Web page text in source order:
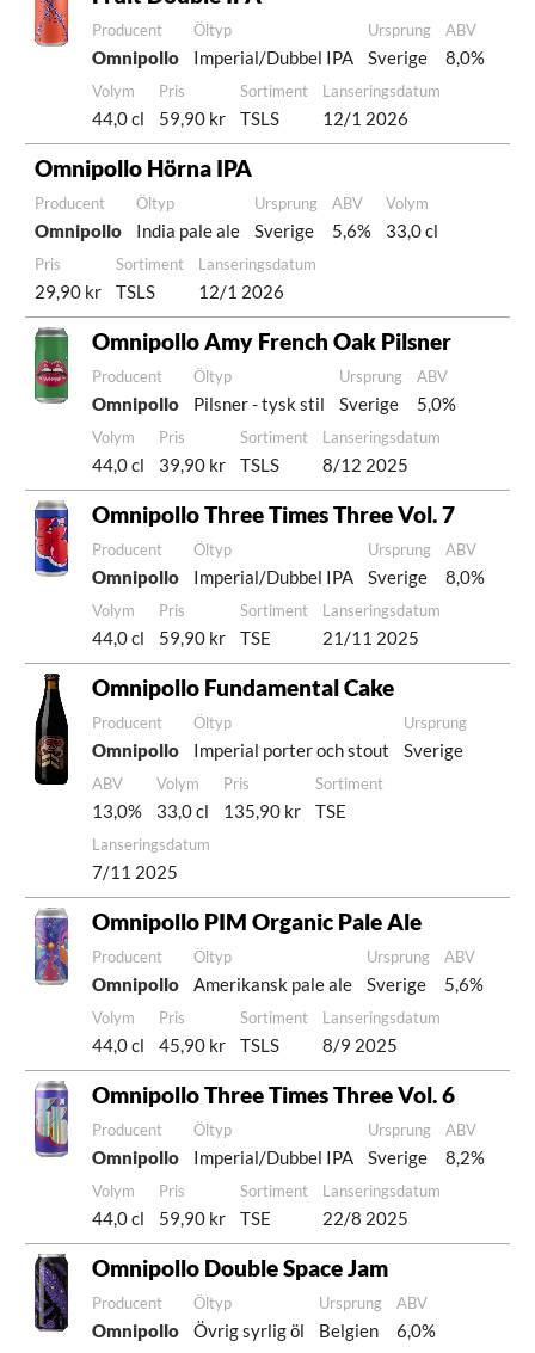
Producent
Omnipollo
Öltyp
Imperial/Dubbel IPA
Ursprung
Sverige
ABV
8,0%
Volym
44,0 cl
Pris
59,90 kr
Sortiment
TSLS
Lanseringsdatum
12/1 2026
Omnipollo Hörna IPA
Producent
Omnipollo
Öltyp
India pale ale
Ursprung
Sverige
ABV
5,6%
Volym
33,0 cl
Pris
29,90 kr
Sortiment
TSLS
Lanseringsdatum
12/1 2026
Omnipollo Amy French Oak Pilsner
Producent
Omnipollo
Öltyp
Pilsner - tysk stil
Ursprung
Sverige
ABV
5,0%
Volym
44,0 cl
Pris
39,90 kr
Sortiment
TSLS
Lanseringsdatum
8/12 2025
Omnipollo Three Times Three Vol. 7
Producent
Omnipollo
Öltyp
Imperial/Dubbel IPA
Ursprung
Sverige
ABV
8,0%
Volym
44,0 cl
Pris
59,90 kr
Sortiment
TSE
Lanseringsdatum
21/11 2025
Omnipollo Fundamental Cake
Producent
Omnipollo
Öltyp
Imperial porter och stout
Ursprung
Sverige
ABV
13,0%
Volym
33,0 cl
Pris
135,90 kr
Sortiment
TSE
Lanseringsdatum
7/11 2025
Omnipollo PIM Organic Pale Ale
Producent
Omnipollo
Öltyp
Amerikansk pale ale
Ursprung
Sverige
ABV
5,6%
Volym
44,0 cl
Pris
45,90 kr
Sortiment
TSLS
Lanseringsdatum
8/9 2025
Omnipollo Three Times Three Vol. 6
Producent
Omnipollo
Öltyp
Imperial/Dubbel IPA
Ursprung
Sverige
ABV
8,2%
Volym
44,0 cl
Pris
59,90 kr
Sortiment
TSE
Lanseringsdatum
22/8 2025
Omnipollo Double Space Jam
Producent
Omnipollo
Öltyp
Övrig syrlig öl
Ursprung
Belgien
ABV
6,0%